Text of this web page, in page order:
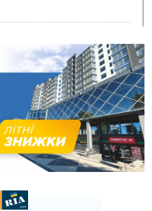
синоптики розповіли про
дні
в інший двоколісник,
та затримали
фізичних підручників на 1
— МОН
спалювали просто в полі:
Німецького озера